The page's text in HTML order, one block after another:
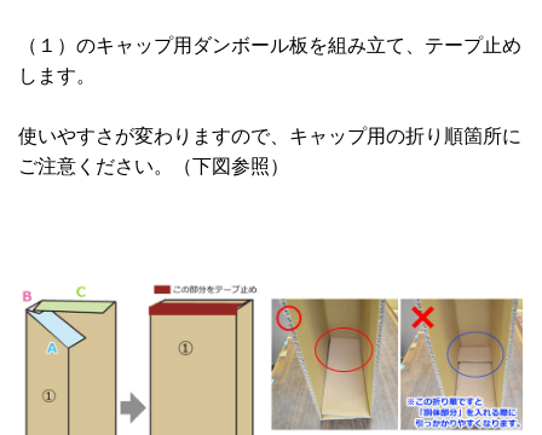
（１）のキャップ用ダンボール板を組み立て、テープ止め
します。
使いやすさが変わりますので、キャップ用の折り順箇所に
ご注意ください。（下図参照）